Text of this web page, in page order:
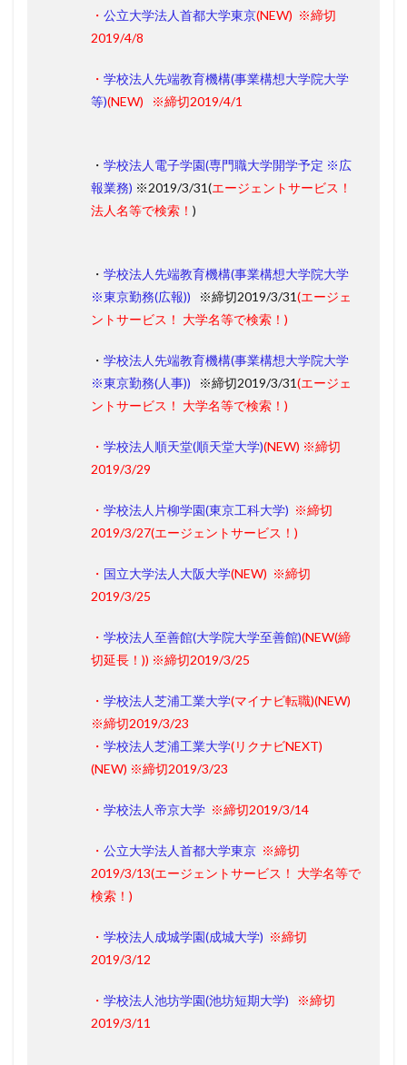
・ 公立大学法人首都大学東京(NEW) ※締切
2019/4/8
・ 学校法人先端教育機構(事業構想大学院大学
等)(NEW) ※締切2019/4/1
・ 学校法人電子学園(専門職大学開学予定 ※広
報業務) ※2019/3/31(エージェントサービス！
法人名等で検索！ )
・ 学校法人先端教育機構(事業構想大学院大学
※東京勤務(広報))
※締切2019/3/31(エージェ
ントサービス！ 大学名等で検索！)
・ 学校法人先端教育機構(事業構想大学院大学
※東京勤務(人事))
※締切2019/3/31(エージェ
ントサービス！ 大学名等で検索！)
・ 学校法人順天堂(順天堂大学)(NEW) ※締切
2019/3/29
・ 学校法人片柳学園(東京工科大学) ※締切
2019/3/27(エージェントサービス！)
・ 国立大学法人大阪大学(NEW) ※締切
2019/3/25
・ 学校法人至善館(大学院大学至善館)(NEW(締
切延長！)) ※締切2019/3/25
・ 学校法人芝浦工業大学(マイナビ転職)(NEW)
※締切2019/3/23
・ 学校法人芝浦工業大学(リクナビNEXT)
(NEW) ※締切2019/3/23
・ 学校法人帝京大学 ※締切2019/3/14
・ 公立大学法人首都大学東京 ※締切
2019/3/13(エージェントサービス！ 大学名等で
検索！)
・ 学校法人成城学園(成城大学) ※締切
2019/3/12
・ 学校法人池坊学園(池坊短期大学)
※締切
2019/3/11